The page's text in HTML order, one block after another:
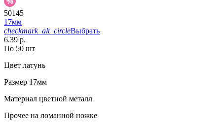
50145
17мм
checkmark_alt_circleВыбрать
6.39 р.
По 50 шт
Цвет латунь
Размер 17мм
Материал цветной металл
Прочее на ломанной ножке